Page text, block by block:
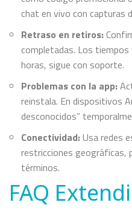
chat en vivo con capturas
Retraso en retiros:
completadas. Los
horas, sigue con soporte.
Problemas con la app:
reinstala. En dispositivos
desconocidos”
Conectividad: Usa redes
restricciones geográficas,
términos.
FAQ